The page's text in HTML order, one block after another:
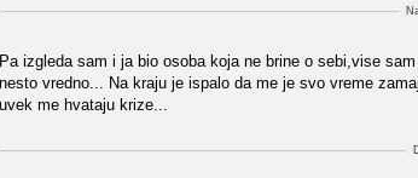
Pa izgleda sam i ja bio osoba koja ne brine o sebi,vise
nesto vredno... Na kraju je ispalo da me je svo vreme
uvek me hvataju krize...